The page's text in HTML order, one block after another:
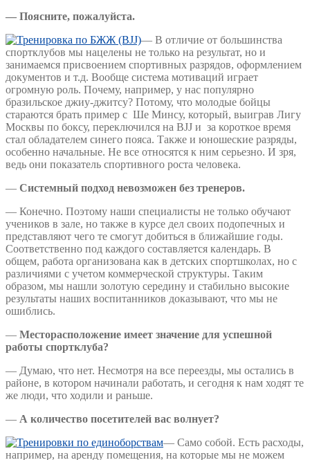
— Поясните, пожалуйста.
— В отличие от большинства
спортклубов мы нацелены не только на результат, но и
занимаемся присвоением спортивных разрядов, оформлением
документов и т.д. Вообще система мотиваций играет
огромную роль. Почему, например, у нас популярно
бразильское джиу-джитсу? Потому, что молодые бойцы
стараются брать пример с Ше Минсу, который, выиграв Лигу
Москвы по боксу, переключился на BJJ и за короткое время
стал обладателем синего пояса. Также и юношеские разряды,
особенно начальные. Не все относятся к ним серьезно. И зря,
ведь они показатель спортивного роста человека.
— Системный подход невозможен без тренеров.
— Конечно. Поэтому наши специалисты не только обучают
учеников в зале, но также в курсе дел своих подопечных и
представляют чего те смогут добиться в ближайшие годы.
Соответственно под каждого составляется календарь. В
общем, работа организована как в детских спортшколах, но с
различиями с учетом коммерческой структуры. Таким
образом, мы нашли золотую середину и стабильно высокие
результаты наших воспитанников доказывают, что мы не
ошиблись.
— Месторасположение имеет значение для успешной
работы спортклуба?
— Думаю, что нет. Несмотря на все переезды, мы остались в
районе, в котором начинали работать, и сегодня к нам ходят те
же люди, что ходили и раньше.
— А количество посетителей вас волнует?
— Само собой. Есть расходы,
например, на аренду помещения, на которые мы не можем